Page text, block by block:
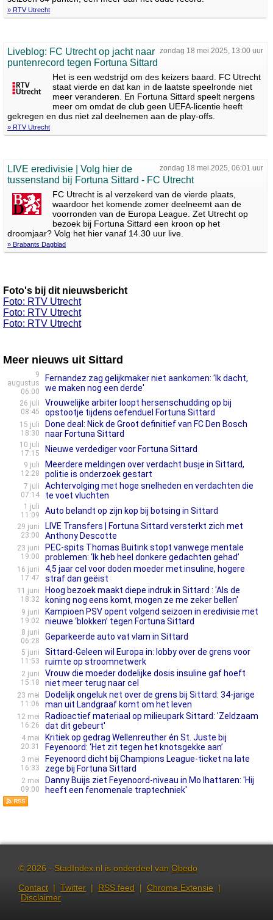
» RTV Utrecht
zondag 18 mei 2025, 13:00 uur
Liveblog: FC Utrecht op jacht naar
puntenrecord tegen Fortuna Sittard
Het is een wedstrijd om des keizers baard. FC Utrecht
staat vierde en dat kan in de laatste speelronde niet
meer veranderen. En Fortuna Sittard speelt nergens
meer om omdat de club geen UEFA-licentie heeft
gekregen en dus niet zal deelnemen aan de play-offs.
» RTV Utrecht
zondag 18 mei 2025, 06:01 uur
LIVE eredivisie | Volg hier de
tussenstand bij Fortuna Sittard - FC Utrecht
FC Utrecht is al verzekerd van de vierde plaats,
waardoor het komende zomer deelneemt aan de
voorronden van de Europa League. Zet Utrecht op
bezoek bij Fortuna Sittard een kroon op het
droomjaar? Volg het hier vanaf 14.30 uur live.
» Brabants Dagblad
Foto's bij dit nieuwsbericht
Foto: RTV Utrecht
Foto: RTV Utrecht
Foto: RTV Utrecht
Meer nieuws uit Sittard
9
augustus
06:00
Fernandez zag gelijkmaker niet aankomen: 'Ik dacht,
we maken nog een derde'
26 juli
08:45
Vrouwelijke arbiter loopt hersenschudding op bij
opstootje tijdens oefenduel Fortuna Sittard
15 juli
18:30
Done deal: Nick de Groot definitief van FC Den Bosch
naar Fortuna Sittard
10 juli
17:15
Nieuwe verdediger voor Fortuna Sittard
9 juli
12:28
Meerdere meldingen over verdacht busje in Sittard,
politie is onderzoek gestart
7 juli
07:14
Achtervolging met hoge snelheden en verdachten die
te voet vluchten
1 juli
11:09
Auto belandt op zijn kop bij botsing in Sittard
29 juni
23:00
LIVE Transfers | Fortuna Sittard versterkt zich met
Anthony Descotte
23 juni
19:00
PEC-spits Thomas Buitink stopt vanwege mentale
problemen: ‘Ik heb heel donkere gedachten gehad’
16 juni
17:47
4,5 jaar cel voor doden moeder met insuline, hogere
straf dan geëist
11 juni
18:32
Hoog bezoek maakt diepe indruk in Sittard : 'Als de
koning nog eens komt, mogen ze me zeker bellen'
9 juni
19:02
Kampioen PSV opent volgend seizoen in eredivisie met
nieuwe ‘blokken’ tegen Fortuna Sittard
8 juni
06:28
Geparkeerde auto vat vlam in Sittard
5 juni
11:53
Sittard-Geleen wil Europa in: lobby over de grens voor
ruimte op stroomnetwerk
2 juni
15:18
Vrouw die moeder dodelijke dosis insuline gaf hoeft
niet meer terug naar cel
23 mei
11:06
Dodelijk ongeluk net over de grens bij Sittard: 34-jarige
man uit Landgraaf komt om het leven
12 mei
16:26
Radioactief materiaal op milieupark Sittard: 'Zeldzaam
dat dit gebeurt'
4 mei
20:31
Kritiek op gedrag Wellenreuther én St. Juste bij
Feyenoord: ‘Het zit tegen het knotsgekke aan’
3 mei
16:33
Feyenoord dicht bij Champions League-ticket na late
zege bij Fortuna Sittard
2 mei
09:00
Danny Buijs ziet Feyenoord-niveau in Mo Ihattaren: 'Hij
heeft een fenomenale traptechniek'
© 2026 - StadIndex.nl is onderdeel van Obedo
Contact | Twitter | RSS feed | Chrome Extensie |
Disclaimer